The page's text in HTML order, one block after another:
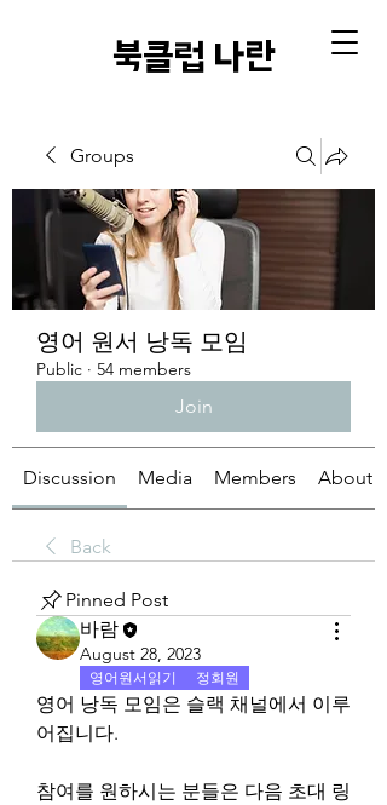
​북클럽 나란
Groups
영어 원서 낭독 모임
Public · 54 members
Join
Discussion Media Members About
Back
Pinned Post
바람
August 28, 2023
영어원서읽기 정회원
영어 낭독 모임은 슬랙 채널에서 이루
어집니다.
참여를 원하시는 분들은 다음 초대 링